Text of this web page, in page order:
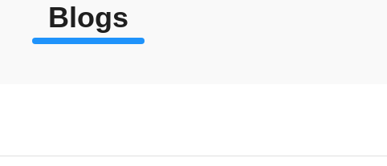
Blogs